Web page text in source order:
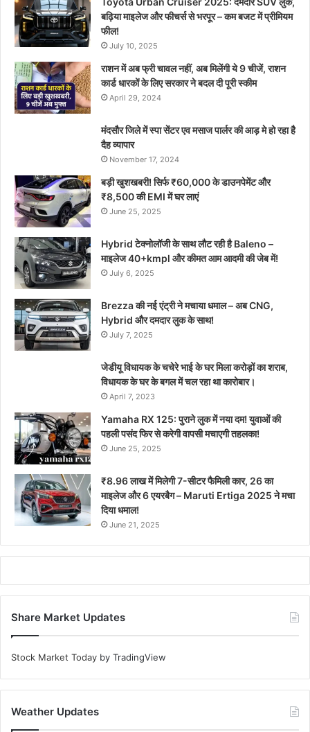
बढ़िया माइलेज और फीचर्स से भरपूर – कम बजट में प्रीमियम
फील!
July 10, 2025
राशन में अब फ्री चावल नहीं, अब मिलेंगी ये 9 चीजें, राशन
कार्ड धारकों के लिए सरकार ने बदल दी पूरी स्कीम
April 29, 2024
मंदसौर जिले में स्पा सेंटर एव मसाज पार्लर की आड़ मे हो रहा है
दैह व्यापार
November 17, 2024
बड़ी खुशखबरी! सिर्फ ₹60,000 के डाउनपेमेंट और
₹8,500 की EMI में घर लाएं
June 25, 2025
Hybrid टेक्नोलॉजी के साथ लौट रही है Baleno –
माइलेज 40+kmpl और कीमत आम आदमी की जेब में!
July 6, 2025
Brezza की नई एंट्री ने मचाया धमाल – अब CNG,
Hybrid और दमदार लुक के साथ!
July 7, 2025
जेडीयू विधायक के चचेरे भाई के घर मिला करोड़ों का शराब,
विधायक के घर के बगल में चल रहा था कारोबार।
April 7, 2023
Yamaha RX 125: पुराने लुक में नया दम! युवाओं की
पहली पसंद फिर से करेगी वापसी मचाएगी तहलका!
June 25, 2025
₹8.96 लाख में मिलेगी 7-सीटर फैमिली कार, 26 का
माइलेज और 6 एयरबैग – Maruti Ertiga 2025 ने मचा
दिया धमाल!
June 21, 2025
Share Market Updates
Stock Market Today by TradingView
Weather Updates